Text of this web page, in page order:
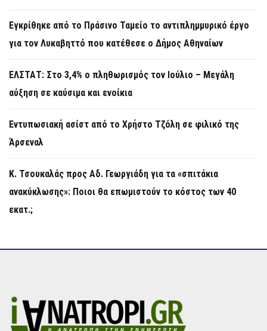
Εγκρίθηκε από το Πράσινο Ταμείο το αντιπλημμυρικό έργο
για τον Λυκαβηττό που κατέθεσε ο Δήμος Αθηναίων
ΕΛΣΤΑΤ: Στο 3,4% ο πληθωρισμός τον Ιούλιο – Μεγάλη
αύξηση σε καύσιμα και ενοίκια
Εντυπωσιακή ασίστ από το Χρήστο Τζόλη σε φιλικό της
Άρσεναλ
Κ. Τσουκαλάς προς Αδ. Γεωργιάδη για τα «σπιτάκια
ανακύκλωσης»: Ποιοι θα επωμιστούν το κόστος των 40
εκατ.;